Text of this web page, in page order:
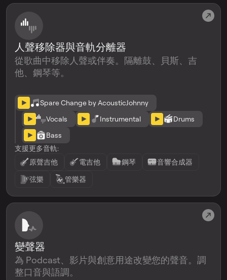
人聲移除器與音軌分離器
從歌曲中移除人聲或伴奏。隔離鼓、貝斯、吉
他、鋼琴等。
Spare Change by AcousticJohnny
Vocals
Instrumental
Drums
Bass
支援更多音軌:
原聲吉他
電吉他 鋼琴
音響合成器
弦樂
管樂器
變聲器
為 Podcast、影片與創意用途改變您的聲音。調
整口音與語調。